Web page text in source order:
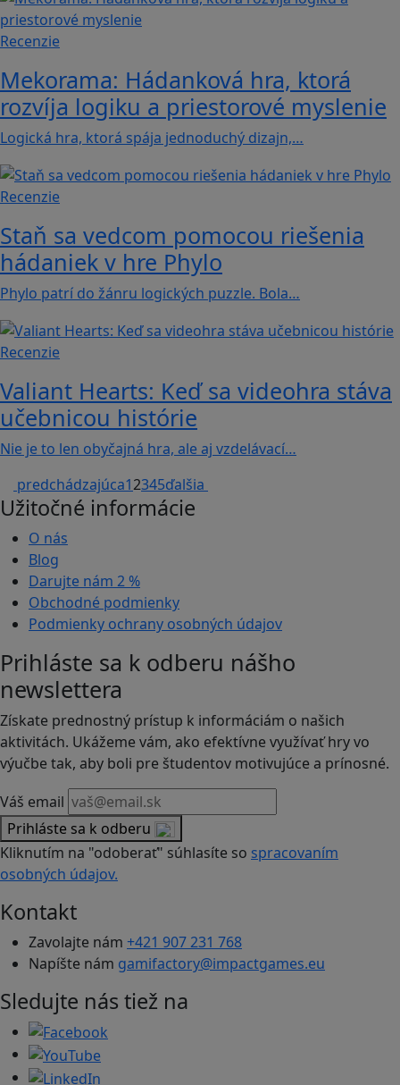
Recenzie
Mekorama: Hádanková hra, ktorá
rozvíja logiku a priestorové myslenie
Logická hra, ktorá spája jednoduchý dizajn,…
Recenzie
Staň sa vedcom pomocou riešenia
hádaniek v hre Phylo
Phylo patrí do žánru logických puzzle. Bola…
Recenzie
Valiant Hearts: Keď sa videohra stáva
učebnicou histórie
Nie je to len obyčajná hra, ale aj vzdelávací…
predchádzajúca12345ďalšia
Užitočné informácie
O nás
Blog
Darujte nám 2 %
Obchodné podmienky
Podmienky ochrany osobných údajov
Prihláste sa k odberu nášho
newslettera
Získate prednostný prístup k informáciám o našich
aktivitách. Ukážeme vám, ako efektívne využívať hry vo
výučbe tak, aby boli pre študentov motivujúce a prínosné.
Váš email
Prihláste sa k odberu
Kliknutím na "odoberať" súhlasíte so spracovaním
osobných údajov.
Kontakt
Zavolajte nám +421 907 231 768
Napíšte nám gamifactory@impactgames.eu
Sledujte nás tiež na